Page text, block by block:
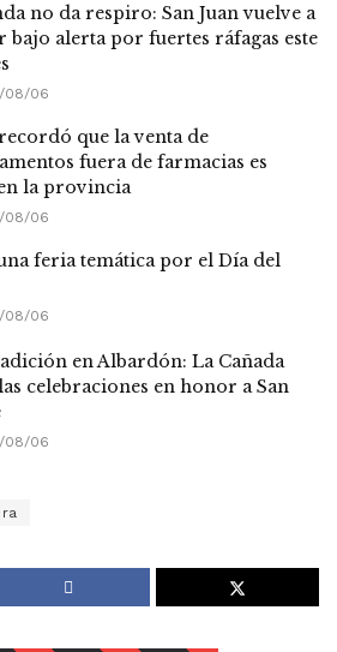
no da respiro: San Juan vuelve a
bajo alerta por fuertes ráfagas este
08/06
que la venta de
fuera de farmacias es
la provincia
08/06
feria temática por el Día del
08/06
en Albardón: La Cañada
celebraciones en honor a San
08/06